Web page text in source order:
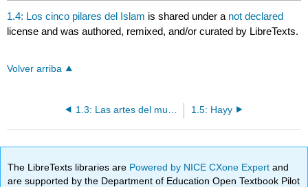
1.4: Los cinco pilares del Islam is shared under a not declared
license and was authored, remixed, and/or curated by LibreTexts.
Volver arriba
1.5: Hayy
The LibreTexts libraries are Powered by NICE CXone Expertand
are supported by the Department of Education Open Textbook Pilot